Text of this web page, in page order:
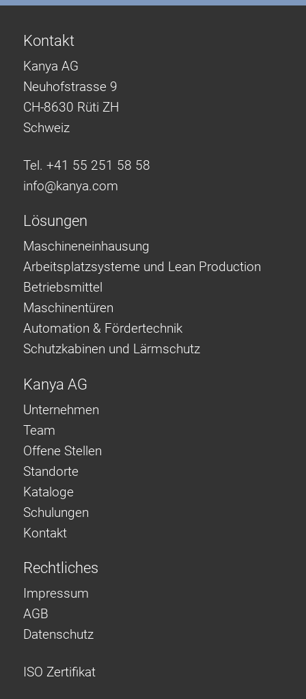
Kontakt
Kanya AG
Neuhofstrasse 9
CH-8630 Rüti ZH
Schweiz
Tel. +41 55 251 58 58
info@kanya.com
Lösungen
Maschineneinhausung
Arbeitsplatzsysteme und Lean Production
Betriebsmittel
Maschinentüren
Automation & Fördertechnik
Schutzkabinen und Lärmschutz
Kanya AG
Unternehmen
Team
Offene Stellen
Standorte
Kataloge
Schulungen
Kontakt
Rechtliches
Impressum
AGB
Datenschutz
ISO Zertifikat